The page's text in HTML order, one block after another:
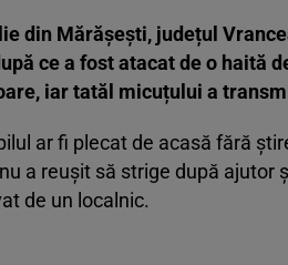
din Mărășești, județul
ce a fost atacat de o haită
iar tatăl micuțului a
ar fi plecat de acasă fără
a reușit să strige după ajutor
de un localnic.